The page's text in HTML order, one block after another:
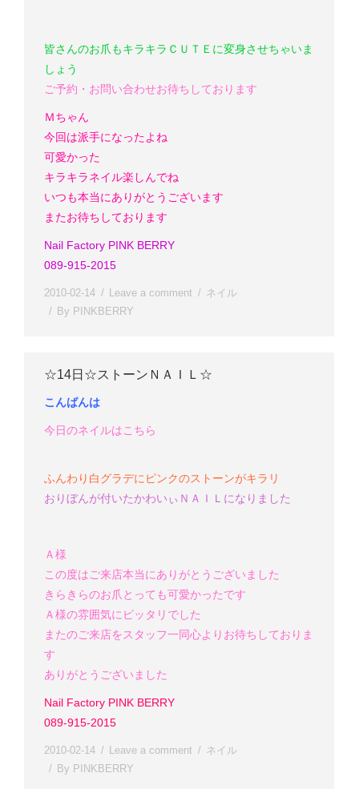
皆さんのお爪もキラキラＣＵＴＥに変身させちゃいま
しょう
ご予約・お問い合わせお待ちしております
Ｍちゃん
今回は派手になったよね
可愛かった
キラキラネイル楽しんでね
いつも本当にありがとうございます
またお待ちしております
Nail Factory PINK BERRY
089-915-2015
2010-02-14 Leave a comment
ネイル
By PINKBERRY
☆14日☆ストーンＮＡＩＬ☆
こんばんは
今日のネイルはこちら
ふんわり白グラデにピンクのストーンがキラリ
おりぼんが付いたかわいぃＮＡＩＬになりました
Ａ様
この度はご来店本当にありがとうございました
きらきらのお爪とっても可愛かったです
Ａ様の雰囲気にピッタリでした
またのご来店をスタッフ一同心よりお待ちしておりま
す
ありがとうございました
Nail Factory PINK BERRY
089-915-2015
2010-02-14 Leave a comment
ネイル
By PINKBERRY